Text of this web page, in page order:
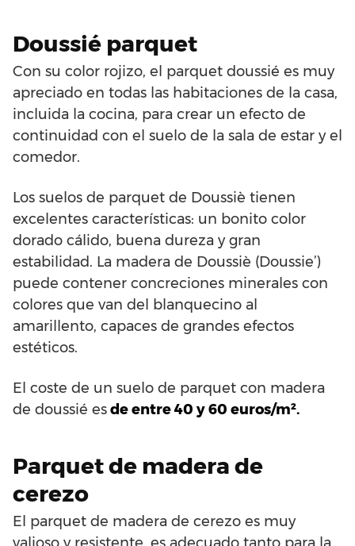
Doussié parquet
Con su color rojizo, el parquet doussié es muy
apreciado en todas las habitaciones de la casa,
incluida la cocina, para crear un efecto de
continuidad con el suelo de la sala de estar y el
comedor.
Los suelos de parquet de Doussiè tienen
excelentes características: un bonito color
dorado cálido, buena dureza y gran
estabilidad. La madera de Doussiè (Doussie’)
puede contener concreciones minerales con
colores que van del blanquecino al
amarillento, capaces de grandes efectos
estéticos.
El coste de un suelo de parquet con madera
de doussié esde entre 40 y 60 euros/m².
Parquet de madera de
cerezo
El parquet de madera de cerezo es muy
valioso y resistente, es adecuado tanto para la